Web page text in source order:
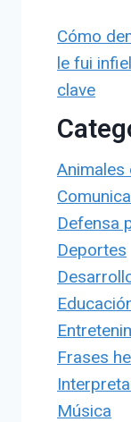
Cómo
le fui
clave
Defensa
Deportes
Frases
Música